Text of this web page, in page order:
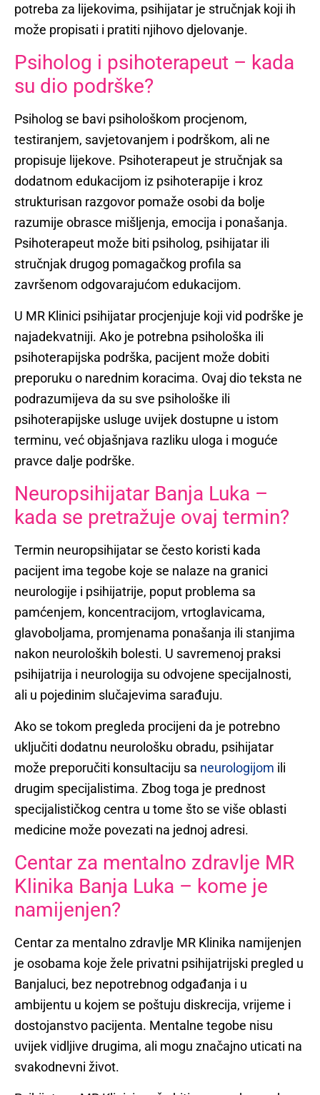
potreba za lijekovima, psihijatar je stručnjak koji ih
može propisati i pratiti njihovo djelovanje.
Psiholog i psihoterapeut – kada
su dio podrške?
Psiholog se bavi psihološkom procjenom,
testiranjem, savjetovanjem i podrškom, ali ne
propisuje lijekove. Psihoterapeut je stručnjak sa
dodatnom edukacijom iz psihoterapije i kroz
strukturisan razgovor pomaže osobi da bolje
razumije obrasce mišljenja, emocija i ponašanja.
Psihoterapeut može biti psiholog, psihijatar ili
stručnjak drugog pomagačkog profila sa
završenom odgovarajućom edukacijom.
U MR Klinici psihijatar procjenjuje koji vid podrške je
najadekvatniji. Ako je potrebna psihološka ili
psihoterapijska podrška, pacijent može dobiti
preporuku o narednim koracima. Ovaj dio teksta ne
podrazumijeva da su sve psihološke ili
psihoterapijske usluge uvijek dostupne u istom
terminu, već objašnjava razliku uloga i moguće
pravce dalje podrške.
Neuropsihijatar Banja Luka –
kada se pretražuje ovaj termin?
Termin neuropsihijatar se često koristi kada
pacijent ima tegobe koje se nalaze na granici
neurologije i psihijatrije, poput problema sa
pamćenjem, koncentracijom, vrtoglavicama,
glavoboljama, promjenama ponašanja ili stanjima
nakon neuroloških bolesti. U savremenoj praksi
psihijatrija i neurologija su odvojene specijalnosti,
ali u pojedinim slučajevima sarađuju.
Ako se tokom pregleda procijeni da je potrebno
uključiti dodatnu neurološku obradu, psihijatar
može preporučiti konsultaciju sa neurologijom ili
drugim specijalistima. Zbog toga je prednost
specijalističkog centra u tome što se više oblasti
medicine može povezati na jednoj adresi.
Centar za mentalno zdravlje MR
Klinika Banja Luka – kome je
namijenjen?
Centar za mentalno zdravlje MR Klinika namijenjen
je osobama koje žele privatni psihijatrijski pregled u
Banjaluci, bez nepotrebnog odgađanja i u
ambijentu u kojem se poštuju diskrecija, vrijeme i
dostojanstvo pacijenta. Mentalne tegobe nisu
uvijek vidljive drugima, ali mogu značajno uticati na
svakodnevni život.